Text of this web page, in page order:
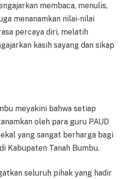
membaca, menulis,
menanamkan nilai-nilai
percaya diri, melatih
kasih sayang dan sikap
meyakini bahwa setiap
oleh para guru PAUD
yang sangat berharga bagi
Kabupaten Tanah Bumbu.
seluruh pihak yang hadir